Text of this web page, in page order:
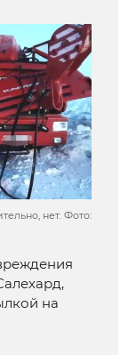
нет. Фото:
на